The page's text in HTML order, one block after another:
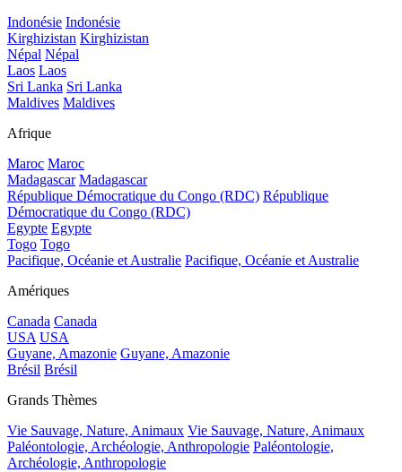
Indonésie Indonésie
Kirghizistan Kirghizistan
Népal Népal
Laos Laos
Sri Lanka Sri Lanka
Maldives Maldives
Afrique
Maroc Maroc
Madagascar Madagascar
République Démocratique du Congo (RDC) République
Démocratique du Congo (RDC)
Egypte Egypte
Togo Togo
Pacifique, Océanie et Australie Pacifique, Océanie et Australie
Amériques
Canada Canada
USA USA
Guyane, Amazonie Guyane, Amazonie
Brésil Brésil
Grands Thèmes
Vie Sauvage, Nature, Animaux Vie Sauvage, Nature, Animaux
Paléontologie, Archéologie, Anthropologie Paléontologie,
Archéologie, Anthropologie